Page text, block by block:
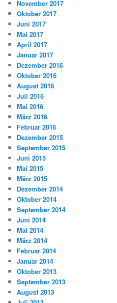
November 2017
Oktober 2017
Juni 2017
Mai 2017
April 2017
Januar 2017
Dezember 2016
Oktober 2016
August 2016
Juli 2016
Mai 2016
März 2016
Februar 2016
Dezember 2015
September 2015
Juni 2015
Mai 2015
März 2015
Dezember 2014
Oktober 2014
September 2014
Juni 2014
Mai 2014
März 2014
Februar 2014
Januar 2014
Oktober 2013
September 2013
August 2013